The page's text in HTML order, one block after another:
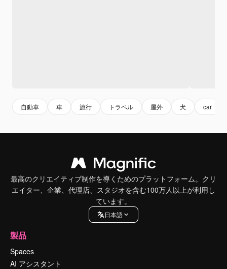
自動車 車 旅行 トラベル 屋外 犬 car
最高のクリエイティブ制作を導くためのプラットフォーム。クリ
エイター、企業、代理店、スタジオを含む100万人以上が利用し
ています。
日本語
製品
Spaces
AI アシスタント